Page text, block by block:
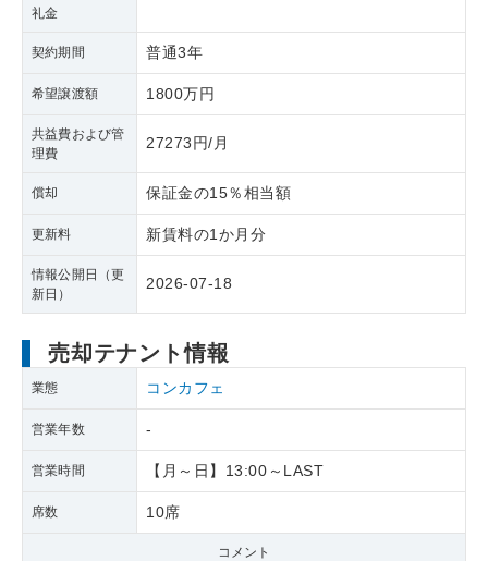
礼金
契約期間 普通3年
希望譲渡額 1800万円
共益費および管
理費
27273円/月
償却 保証金の15％相当額
更新料 新賃料の1か月分
情報公開日（更
新日）
2026-07-18
売却テナント情報
業態 コンカフェ
営業年数 -
営業時間 【月～日】13:00～LAST
席数 10席
コメント